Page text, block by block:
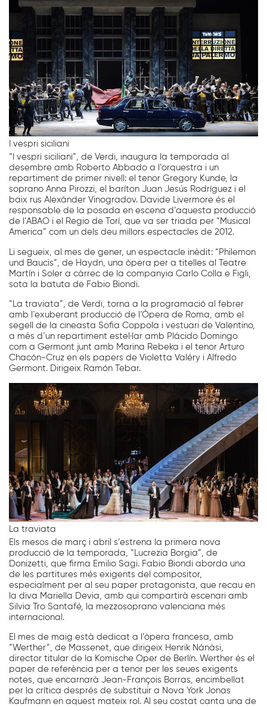
I vespri siciliani
“I vespri siciliani”, de Verdi, inaugura la temporada al
desembre amb Roberto Abbado a l’orquestra i un
repartiment de primer nivell: el tenor Gregory Kunde, la
soprano Anna Pirozzi, el baríton Juan Jesús Rodríguez i el
baix rus Alexánder Vinogradov. Davide Livermore és el
responsable de la posada en escena d’aquesta producció
de l’ABAO i el Regio de Torí, que va ser triada per “Musical
America” com un dels deu millors espectacles de 2012.
Li segueix, al mes de gener, un espectacle inèdit: “Philemon
und Baucis”, de Haydn, una òpera per a titelles al Teatre
Martín i Soler a càrrec de la companyia Carlo Colla e Figli,
sota la batuta de Fabio Biondi.
“La traviata”, de Verdi, torna a la programació al febrer
amb l’exuberant producció de l’Òpera de Roma, amb el
segell de la cineasta Sofia Coppola i vestuari de Valentino,
a més d’un repartiment estel·lar amb Plácido Domingo
com a Germont junt amb Marina Rebeka i el tenor Arturo
Chacón-Cruz en els papers de Violetta Valéry i Alfredo
Germont. Dirigeix Ramón Tebar.
La traviata
Els mesos de març i abril s’estrena la primera nova
producció de la temporada, “Lucrezia Borgia”, de
Donizetti, que firma Emilio Sagi. Fabio Biondi aborda una
de les partitures més exigents del compositor,
especialment per al seu paper protagonista, que recau en
la diva Mariella Devia, amb qui compartirà escenari amb
Silvia Tro Santafé, la mezzosoprano valenciana més
internacional.
El mes de maig està dedicat a l’òpera francesa, amb
“Werther”, de Massenet, que dirigeix Henrik Nánási,
director titular de la Komische Oper de Berlín. Werther és el
paper de referència per a tenor per les seues exigents
notes, que encarnarà Jean-François Borras, encimbellat
per la crítica després de substituir a Nova York Jonas
Kaufmann en aquest mateix rol. Al seu costat canta una de